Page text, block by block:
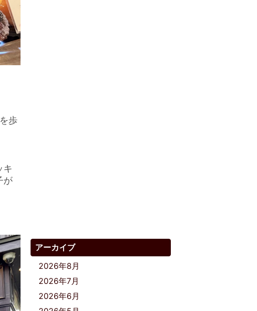
歩
キ
が
アーカイブ
2026年8月
2026年7月
2026年6月